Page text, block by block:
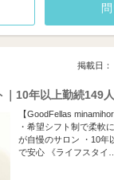
掲載日：
｜10年以上勤続149
【GoodFellas
・希望シフト制で柔軟
が自慢のサロン ・10年
で安心 《ライフスタイ…